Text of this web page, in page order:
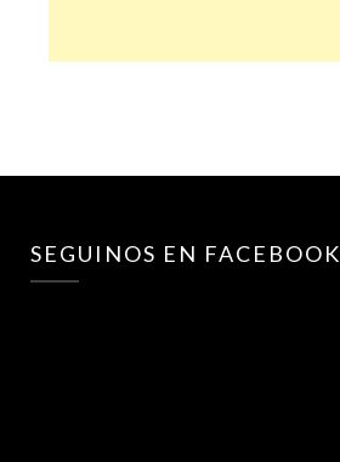
SEGUINOS EN FACEBOOK